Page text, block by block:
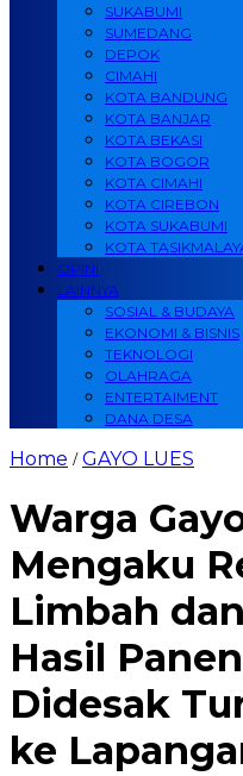
SUKABUMI
SUMEDANG
DEPOK
CIMAHI
KOTA BANDUNG
KOTA BANJAR
KOTA BEKASI
KOTA BOGOR
KOTA CIMAHI
KOTA CIREBON
KOTA SUKABUMI
KOTA
OPINI
LAINNYA
SOSIAL & BUDAYA
EKONOMI & BISNIS
TEKNOLOGI
OLAHRAGA
ENTERTAIMENT
DANA DESA
Home /GAYO LUES
Warga
Mengaku
Limbah
Hasil
Didesak
ke